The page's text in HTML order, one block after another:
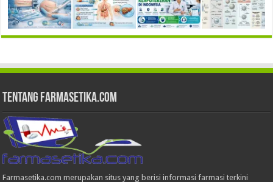
Tentang Farmasetika.com
Farmasetika.com merupakan situs yang berisi informasi farmasi terkini